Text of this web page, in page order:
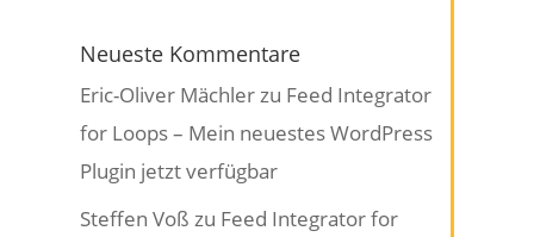
Neueste Kommentare
Eric-Oliver Mächlerzu Feed Integrator
for Loops – Mein neuestes WordPress
Plugin jetzt verfügbar
Steffen Voß zu Feed Integrator for